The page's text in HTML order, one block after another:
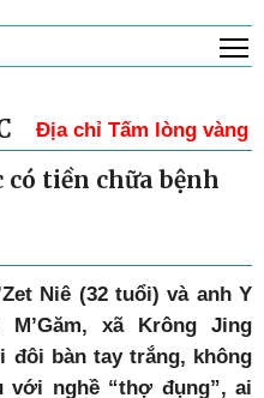
Địa chỉ Tấm lòng vàng
có tiền chữa bệnh
Niê (32 tuổi) và anh Y
xã Krông Jing
đôi bàn tay trắng, không
với nghề “thợ đụng”, ai